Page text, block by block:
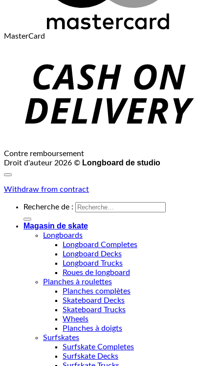
MasterCard
Contre remboursement
Droit d'auteur 2026 © Longboard de studio
Withdraw from contract
Recherche de :
Magasin de skate
Longboards
Longboard Completes
Longboard Decks
Longboard Trucks
Roues de longboard
Planches à roulettes
Planches complètes
Skateboard Decks
Skateboard Trucks
Wheels
Planches à doigts
Surfskates
Surfskate Completes
Surfskate Decks